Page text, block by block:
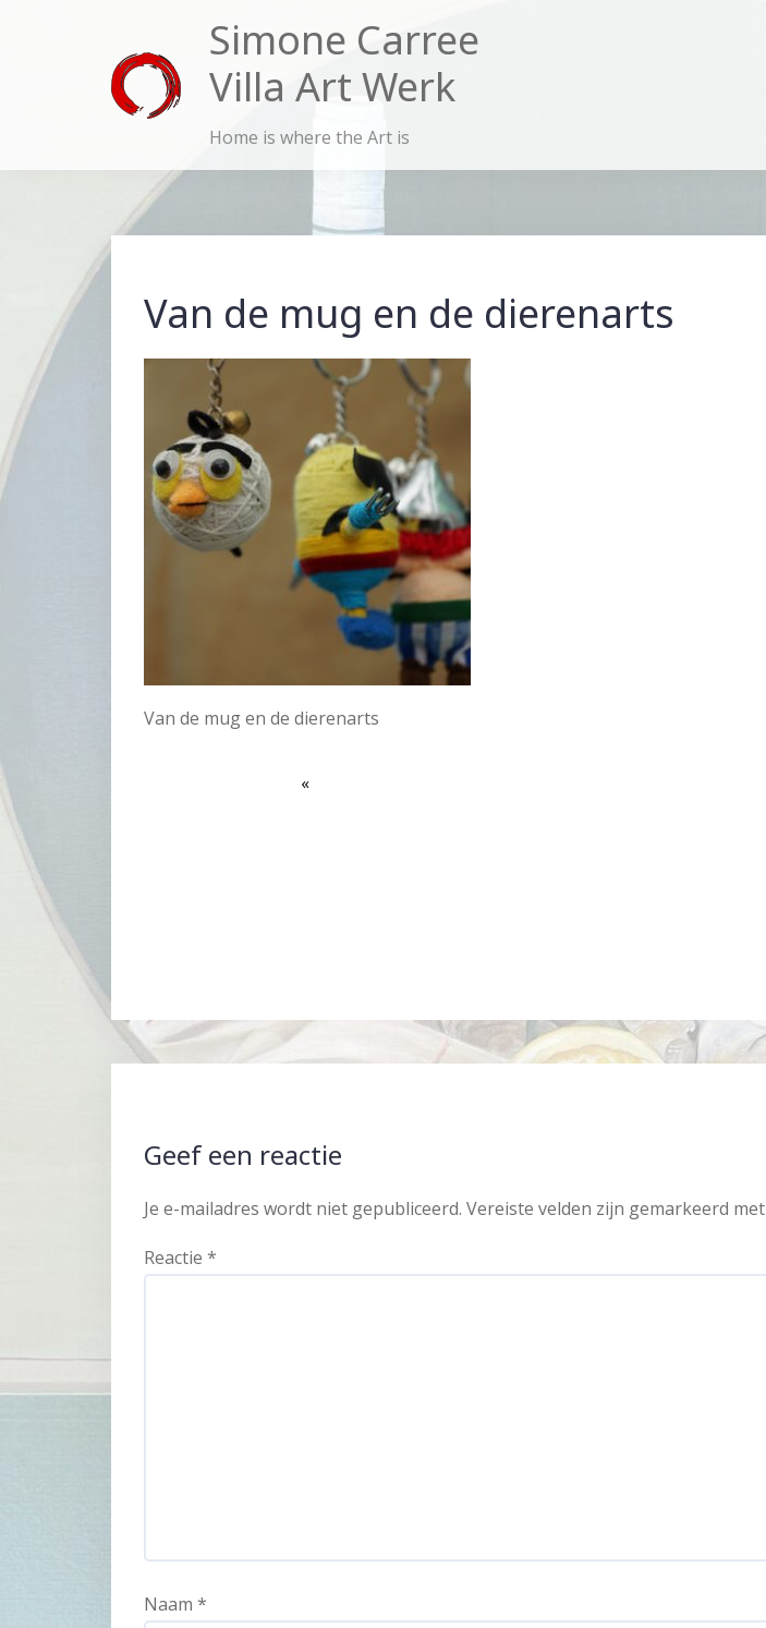
Simone Carree
Villa Art Werk
Home is where the Art is
Van de mug en de dierenarts
Van de mug en de dierenarts
Geef een reactie
Je e-mailadres wordt niet gepubliceerd. Vereiste velden zijn gemarkeerd met
Reactie *
Naam *